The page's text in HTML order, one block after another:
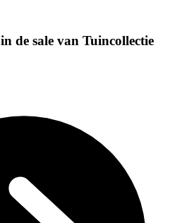
in de sale van Tuincollectie